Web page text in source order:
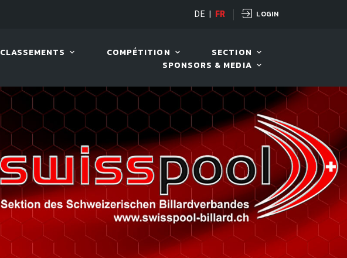
LIVE! VIVA OPEN
DE FR LOGIN
CLASSEMENTS COMPÉTITION
SECTION
SPONSORS & MEDIA